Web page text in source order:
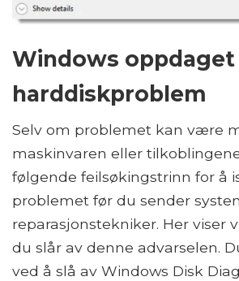
Windows
harddiskproblem
Selv om problemet kan være
maskinvaren eller
følgende feilsøkingstrinn for å
problemet før du sender
reparasjonstekniker. Her viser
du slår av denne advarselen.
ved å slå av Windows Disk